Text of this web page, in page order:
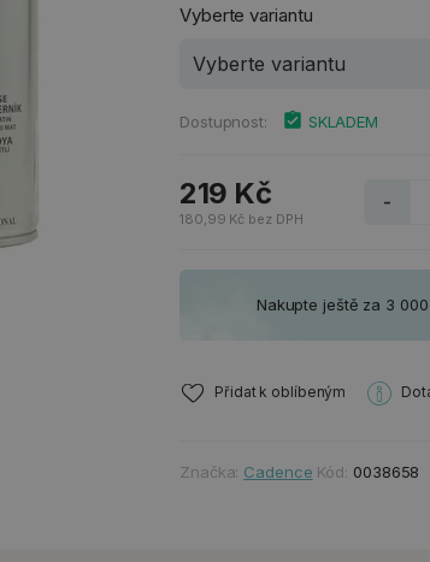
Vyberte variantu
Dostupnost: SKLADEM
219 Kč
180,99 Kč bez DPH
-
Nakupte ještě za 3
Přidat k oblíbeným
Značka: Cadence Kód: 0038658